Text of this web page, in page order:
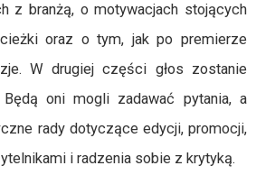
z branżą, o motywacjach stojących
oraz o tym, jak po premierze
W drugiej części głos zostanie
Będą oni mogli zadawać pytania, a
rady dotyczące edycji, promocji,
i radzenia sobie z krytyką.